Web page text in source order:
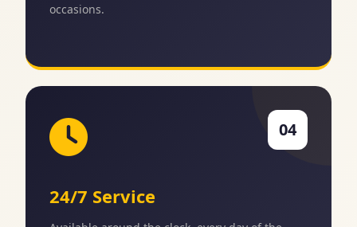
occasions.
04
24/7 Service